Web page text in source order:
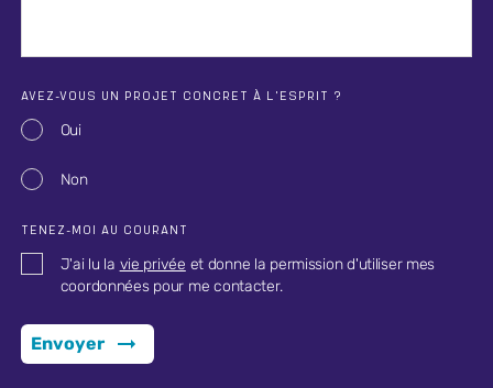
AVEZ-VOUS UN PROJET CONCRET À L'ESPRIT ?
Oui
Non
TENEZ-MOI AU COURANT
J'ai lu la vie privée et donne la permission d'utiliser mes
coordonnées pour me contacter.